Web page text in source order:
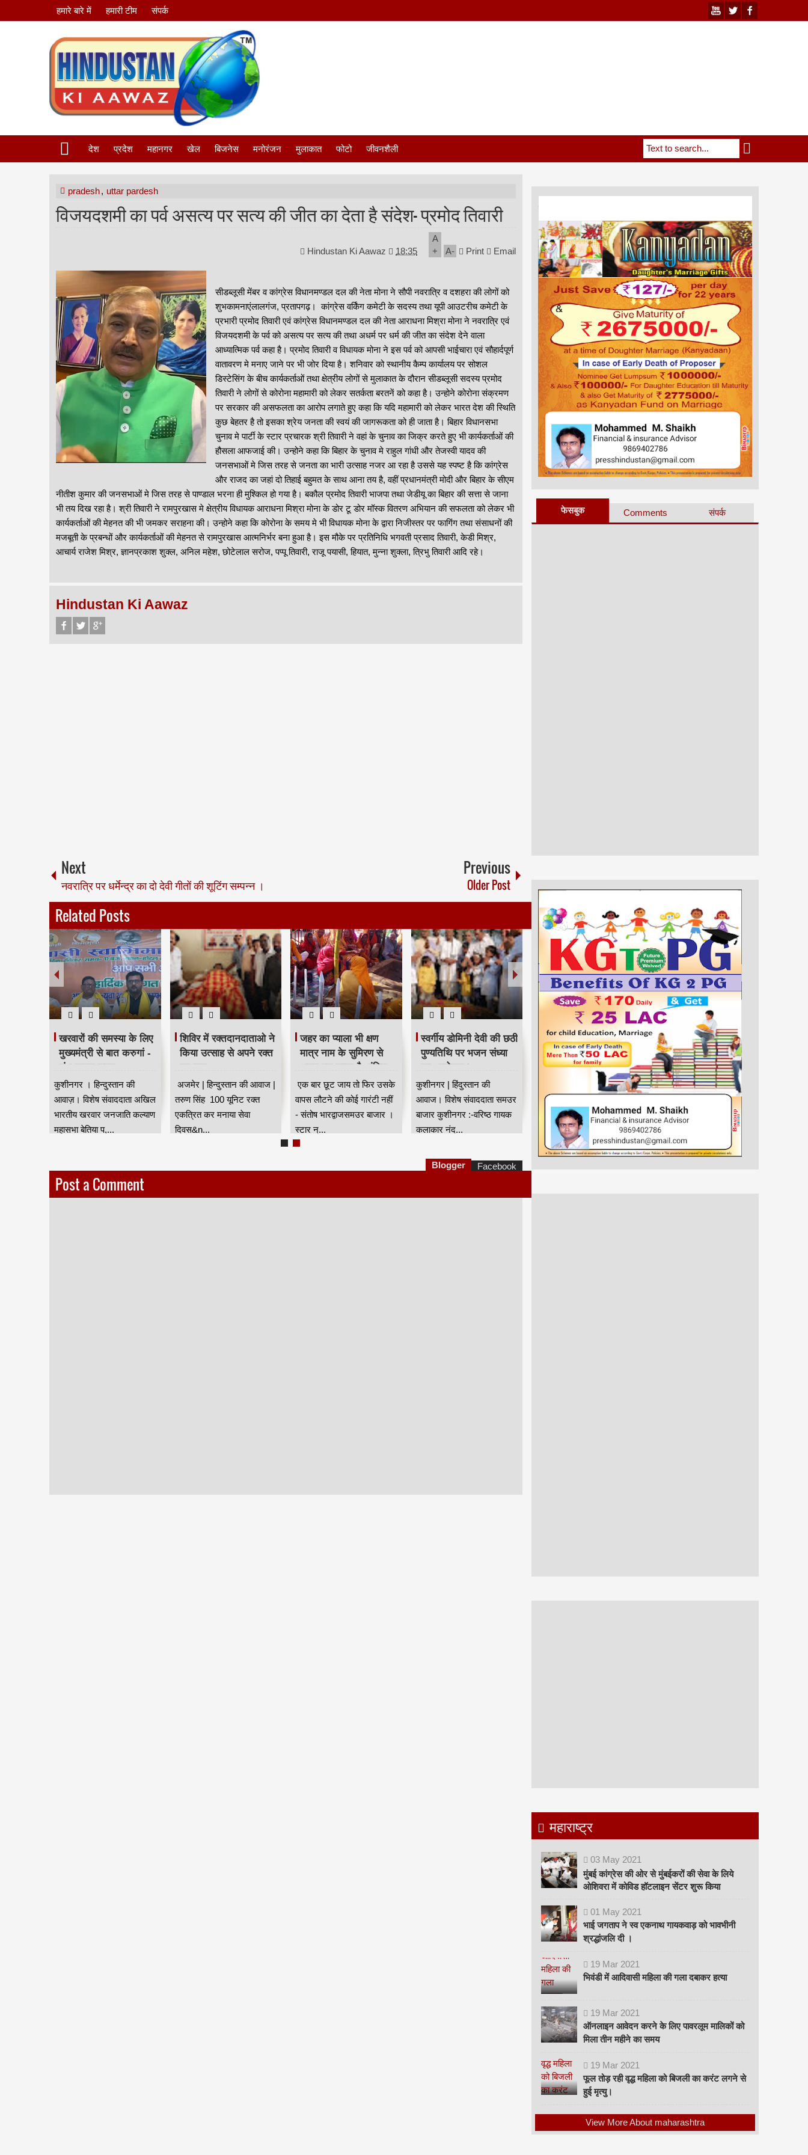
हमारे बारे में हमारी टीम संपर्क
देश प्रदेश महानगर खेल बिजनेस मनोरंजन मुलाकात फोटो जीवनशैली
pradesh, uttar pardesh
विजयदशमी का पर्व असत्य पर सत्य की जीत का देता है संदेश- प्रमोद तिवारी
Hindustan Ki Aawaz 18:35
A
+
A- Print Email
सीडब्लूसी मेंबर व कांग्रेस विधानमण्डल दल की नेता मोना ने सौपी नवरात्रि व दशहरा की लोगों को
शुभकामनाएंलालगंज, प्रतापगढ़। कांग्रेस वर्किंग कमेटी के सदस्य तथा यूपी आउटरीच कमेटी के
प्रभारी प्रमोद तिवारी एवं कांग्रेस विधानमण्डल दल की नेता आराधना मिश्रा मोना ने नवरात्रि एवं
विजयदशमी के पर्व को असत्य पर सत्य की तथा अधर्म पर धर्म की जीत का संदेश देने वाला
आध्यात्मिक पर्व कहा है। प्रमोद तिवारी व विधायक मोना ने इस पर्व को आपसी भाईचारा एवं सौहार्दपूर्ण
वातावरण मे मनाए जाने पर भी जोर दिया है। शनिवार को स्थानीय कैम्प कार्यालय पर सोशल
डिस्टेसिंग के बीच कार्यकर्ताओं तथा क्षेत्रीय लोगों से मुलाकात के दौरान सीडब्लूसी सदस्य प्रमोद
तिवारी ने लोगों से कोरोना महामारी को लेकर सतर्कता बरतनें को कहा है। उन्होने कोरोना संक्रमण
पर सरकार की असफलता का आरोप लगाते हुए कहा कि यदि महामारी को लेकर भारत देश की स्थिति
कुछ बेहतर है तो इसका श्रेय जनता की स्वयं की जागरूकता को ही जाता है। बिहार विधानसभा
चुनाव मे पार्टी के स्टार प्रचारक श्री तिवारी ने वहां के चुनाव का जिक्र करते हुए भी कार्यकर्ताओं की
हौसला आफजाई की। उन्होने कहा कि बिहार के चुनाव मे राहुल गांधी और तेजस्वी यादव की
जनसभाओं मे जिस तरह से जनता का भारी उत्साह नजर आ रहा है उससे यह स्पष्ट है कि कांग्रेस
और राजद का जहां दो तिहाई बहुमत के साथ आना तय है, वहीं प्रधानमंत्री मोदी और बिहार के सीएम
नीतीश कुमार की जनसभाओं मे जिस तरह से पाण्डाल भरना ही मुश्किल हो गया है। बकौल प्रमोद तिवारी भाजपा तथा जेडीयू का बिहार की सत्ता से जाना
भी तय दिख रहा है। श्री तिवारी ने रामपुरखास मे क्षेत्रीय विधायक आराधना मिश्रा मोना के डोर टू डोर मॉस्क वितरण अभियान की सफलता को लेकर भी
कार्यकर्ताओं की मेहनत की भी जमकर सराहना की। उन्होने कहा कि कोरोना के समय मे भी विधायक मोना के द्वारा निजीस्तर पर फागिंग तथा संसाधनों की
मजबूती के प्रबन्धों और कार्यकर्ताओं की मेहनत से रामपुरखास आत्मनिर्भर बना हुआ है। इस मौके पर प्रतिनिधि भगवती प्रसाद तिवारी, केडी मिश्र,
आचार्य राजेश मिश्र, ज्ञानप्रकाश शुक्ल, अनिल महेश, छोटेलाल सरोज, पप्पू तिवारी, राजू पयासी, हियात, मुन्ना शुक्ला, त्रिभु तिवारी आदि रहे।
Hindustan Ki Aawaz
Next
नवरात्रि पर धर्मेन्द्र का दो देवी गीतों की शूटिंग सम्पन्न ।
Previous
Older Post
Related Posts
खरवारों की समस्या के लिए
मुख्यमंत्री से बात करुगां -
शंभू कुमार सुमन
कुशीनगर । हिन्दुस्तान की
आवाज़। विशेष संवाददाता अखिल
भारतीय खरवार जनजाति कल्याण
महासभा बेतिया प,...
शिविर में रक्तदानदाताओ ने
किया उत्साह से अपने रक्त
का दान
अजमेर | हिन्दुस्तान की आवाज |
तरुण सिंह 100 यूनिट रक्त
एकत्रित कर मनाया सेवा
दिवस&n...
जहर का प्याला भी क्षण
मात्र नाम के सुमिरण से
अमृत बन जाता है -पंडित
संतोष भारद्वाज
एक बार छूट जाय तो फिर उसके
वापस लौटने की कोई गारंटी नहीं
- संतोष भारद्वाजसमउर बाजार ।
स्टार न्...
स्वर्गीय डोमिनी देवी की छठी
पुण्यतिथि पर भजन संध्या
का आयोजन।
कुशीनगर‍‌‌ | हिंदुस्तान की
आवाज। विशेष संवाददाता समउर
बाजार कुशीनगर‍‌‌ :-वरिष्ठ गायक
कलाकार नंद...
Post a Comment
Blogger Facebook
फेसबुक Comments संपर्क
महाराष्ट्र
03 May 2021
मुंबई कांग्रेस की ओर से मुंबईकरों की सेवा के लिये
ओशिवरा में कोविड हॉटलाइन सेंटर शुरू किया
01 May 2021
भाई जगताप ने स्व एकनाथ गायकवाड़ को भावभीनी
श्रद्धांजलि दी ।
19 Mar 2021
भिवंडी में आदिवासी महिला की गला दबाकर हत्या
19 Mar 2021
ऑनलाइन आवेदन करने के लिए पावरलूम मालिकों को
मिला तीन महीने का समय
19 Mar 2021
फूल तोड़ रही वृद्ध महिला को बिजली का करंट लगने से
हुई मृत्यु।
View More About maharashtra